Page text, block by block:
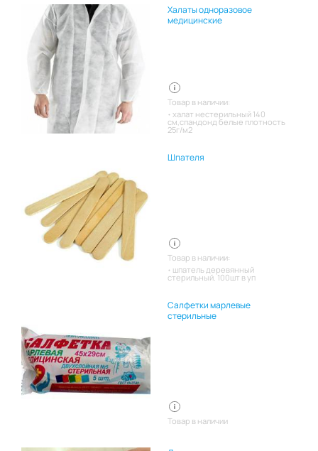
Халаты одноразовое
медицинские
Товар в наличии:
халат нестерильный 140
см,спандонд белые плотность
25г/м2
Шпателя
Товар в наличии:
шпатель деревянный
стерильный. 100шт в уп
Салфетки марлевые
стерильные
Товар в наличии